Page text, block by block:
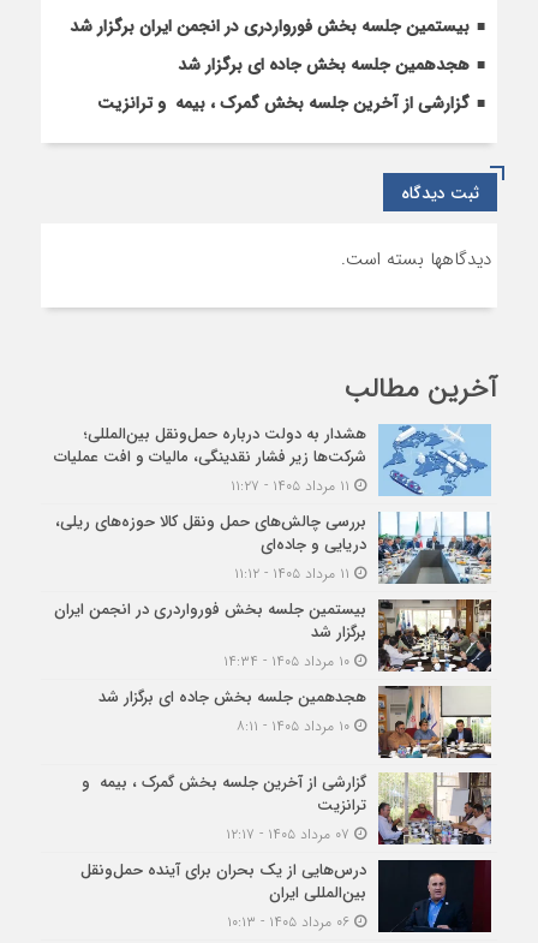
بیستمین جلسه بخش فورواردری در انجمن ایران برگزار شد
هجدهمین جلسه بخش جاده ای برگزار شد
گزارشی از آخرین جلسه بخش گمرک ، بیمه و ترانزیت
ثبت دیدگاه
دیدگاهها بسته است.
آخرین مطالب
هشدار به دولت درباره حمل‌ونقل بین‌المللی؛
شرکت‌ها زیر فشار نقدینگی، مالیات و افت عملیات
بررسی چالش‌های حمل ونقل کالا حوزه‌های ریلی،
دریایی و جاده‌ای
بیستمین جلسه بخش فورواردری در انجمن ایران
برگزار شد
۱۰ مرداد ۱۴۰۵ - ۱۴:۳۴
هجدهمین جلسه بخش جاده ای برگزار شد
۱۰ مرداد ۱۴۰۵ - ۸:۱۱
گزارشی از آخرین جلسه بخش گمرک ، بیمه و
ترانزیت
درس‌هایی از یک بحران برای آینده حمل‌ونقل
بین‌المللی ایران